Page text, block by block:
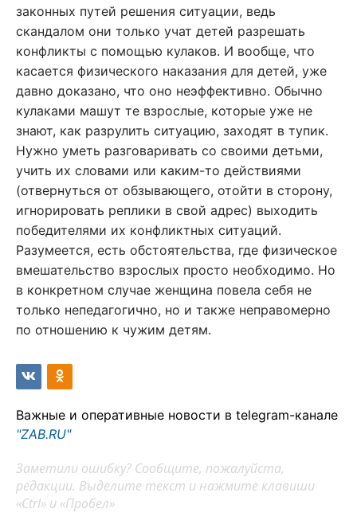
законных путей решения ситуации, ведь
скандалом они только учат детей разрешать
конфликты с помощью кулаков. И вообще, что
касается физического наказания для детей, уже
давно доказано, что оно неэффективно. Обычно
кулаками машут те взрослые, которые уже не
знают, как разрулить ситуацию, заходят в тупик.
Нужно уметь разговаривать со своими детьми,
учить их словами или каким-то действиями
(отвернуться от обзывающего, отойти в сторону,
игнорировать реплики в свой адрес) выходить
победителями их конфликтных ситуаций.
Разумеется, есть обстоятельства, где физическое
вмешательство взрослых просто необходимо. Но
в конкретном случае женщина повела себя не
только непедагогично, но и также неправомерно
по отношению к чужим детям.
Важные и оперативные новости в telegram-канале
"ZAB.RU"
Заметили ошибку? Сообщите, пожалуйста,
редакции. Выделите текст и нажмите клавиши
«Ctrl» и «Пробел»